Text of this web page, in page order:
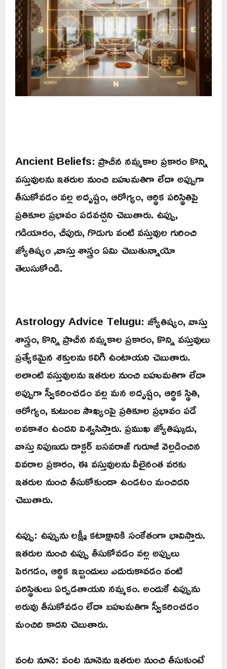
Ancient Beliefs: ప్రాచీన నమ్మకాల ప్రకారం కొన్ని
వస్తువులను ఇతరుల నుంచి బహుమతిగా లేదా అప్పుగా
తీసుకోవడం వల్ల అదృష్టం, ఆరోగ్యం, ఆర్థిక పరిస్థితిపై
ప్రతికూల ప్రభావం పడవచ్చని చెబుతారు. ఉప్పు,
గడియారం, చీపురు, గొడుగు వంటి వస్తువుల గురించి
జ్యోతిష్యం ,వాస్తు శాస్త్రం ఏమి చెబుతున్నాయో
తెలుసుకోండి.
Astrology Advice Telugu: జ్యోతిష్యం, వాస్తు
శాస్త్రం, కొన్ని ప్రాచీన నమ్మకాల ప్రకారం, కొన్ని వస్తువులు
ప్రత్యేకమైన శక్తులను కలిగి ఉంటాయని చెబుతారు.
అలాంటి వస్తువులను ఇతరుల నుంచి బహుమతిగా లేదా
అప్పుగా స్వీకరించడం వల్ల మన అదృష్టం, ఆర్థిక స్థితి,
ఆరోగ్యం, కుటుంబ సౌఖ్యంపై ప్రతికూల ప్రభావం పడే
అవకాశం ఉందని విశ్వసిస్తారు. ప్రముఖ జ్యోతిష్కుడు,
వాస్తు నిపుణుడు డాక్టర్ బసవరాజ్ గురూజీ వెల్లడించిన
వివరాల ప్రకారం, ఈ వస్తువులను వీలైనంత వరకు
ఇతరుల నుంచి తీసుకోకుండా ఉండటం మంచిదని
చెబుతారు.
ఉప్పు: ఉప్పును లక్ష్మీ కటాక్షానికి సంకేతంగా భావిస్తారు.
ఇతరుల నుంచి ఉప్పు తీసుకోవడం వల్ల అప్పులు
పెరగడం, ఆర్థిక ఇబ్బందులు ఎదురుకావడం వంటి
పరిస్థితులు ఏర్పడతాయని నమ్మకం. అందుకే ఉప్పును
అరువు తీసుకోవడం లేదా బహుమతిగా స్వీకరించడం
మంచిది కాదని చెబుతారు.
వంట నూనె: వంట నూనెను ఇతరుల నుంచి తీసుకుంటే